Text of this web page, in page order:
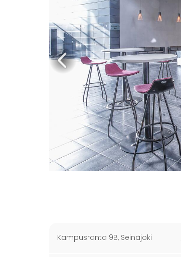
Kampusranta 9B, Seinäjoki